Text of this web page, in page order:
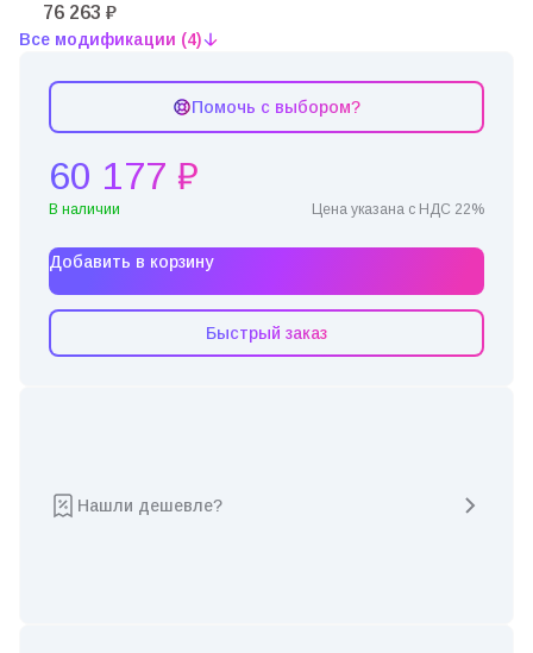
76 263 ₽
Все модификации (4)
Помочь с выбором?
60 177 ₽
В наличии Цена указана с НДС 22%
Добавить в корзину
Быстрый заказ
Нашли дешевле?